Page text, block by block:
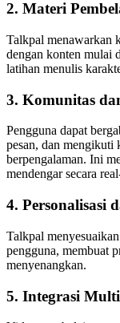
2. Materi
Talkpal menawarkan
dengan konten mulai
latihan menulis
3. Komunitas
Pengguna dapat
pesan, dan mengikuti
berpengalaman. Ini
mendengar secara
4. Personalisasi
Talkpal
pengguna, membuat
menyenangkan.
5. Integrasi